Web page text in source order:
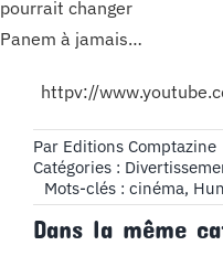
pourrait changer
Panem à jamais…
httpv://
Par Editions Comptazine
Catégories :
Mots-clés : cinéma,
Dans la même